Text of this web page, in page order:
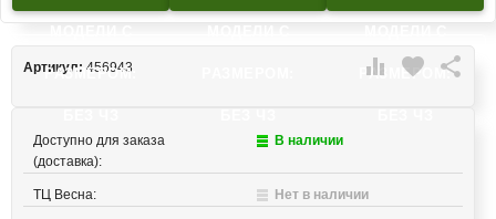
РАЗМЕРОМ: РАЗМЕРОМ:
 favorite 
Артикул: 456943
Доступно для заказа
(доставка):
В наличии
ТЦ Весна: Нет в наличии